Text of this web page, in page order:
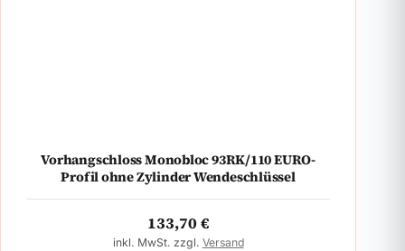
Vorhangschloss Monobloc 93RK/110 EURO-
Profil ohne Zylinder Wendeschlüssel
133,70€
inkl. MwSt. zzgl. Versand